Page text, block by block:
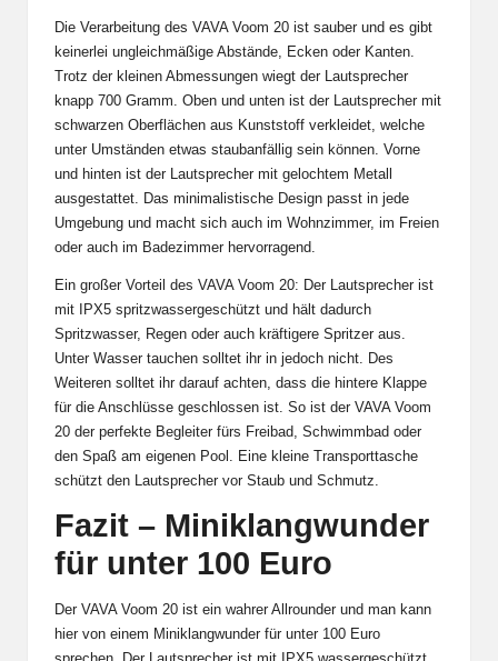
Die Verarbeitung des VAVA Voom 20 ist sauber und es gibt
keinerlei ungleichmäßige Abstände, Ecken oder Kanten.
Trotz der kleinen Abmessungen wiegt der Lautsprecher
knapp 700 Gramm. Oben und unten ist der Lautsprecher mit
schwarzen Oberflächen aus Kunststoff verkleidet, welche
unter Umständen etwas staubanfällig sein können. Vorne
und hinten ist der Lautsprecher mit gelochtem Metall
ausgestattet. Das minimalistische Design passt in jede
Umgebung und macht sich auch im Wohnzimmer, im Freien
oder auch im Badezimmer hervorragend.
Ein großer Vorteil des VAVA Voom 20: Der Lautsprecher ist
mit IPX5 spritzwassergeschützt und hält dadurch
Spritzwasser, Regen oder auch kräftigere Spritzer aus.
Unter Wasser tauchen solltet ihr in jedoch nicht. Des
Weiteren solltet ihr darauf achten, dass die hintere Klappe
für die Anschlüsse geschlossen ist. So ist der VAVA Voom
20 der perfekte Begleiter fürs Freibad, Schwimmbad oder
den Spaß am eigenen Pool. Eine kleine Transporttasche
schützt den Lautsprecher vor Staub und Schmutz.
Fazit – Miniklangwunder
für unter 100 Euro
Der VAVA Voom 20 ist ein wahrer Allrounder und man kann
hier von einem Miniklangwunder für unter 100 Euro